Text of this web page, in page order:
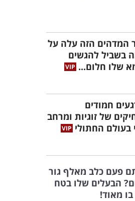
המדהים הזה עלה על
בשביל להגשים
שלו חלום...
רגעים חמודים
של זוגיות ומרחב
בעולם החתולי
פעם כלב מאלף גור
הבעלים שלו בטח
מאוד!